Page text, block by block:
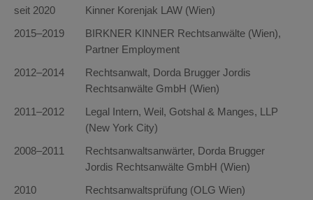
seit 2020
Kinner Korenjak LAW (Wien)
2015–2019
BIRKNER KINNER Rechtsanwälte (Wien),
Partner Employment
2012–2014
Rechtsanwalt, Dorda Brugger Jordis
Rechtsanwälte GmbH (Wien)
2011–2012
Legal Intern, Weil, Gotshal & Manges, LLP
(New York City)
2008–2011
Rechtsanwaltsanwärter, Dorda Brugger
Jordis Rechtsanwälte GmbH (Wien)
2010
Rechtsanwaltsprüfung (OLG Wien)